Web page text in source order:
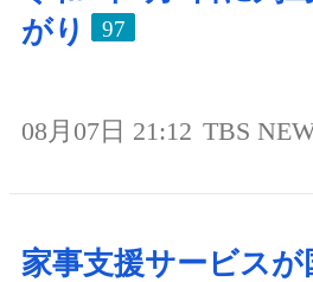
がり
97
08月07日 21:12 TBS
家事支援サービスが